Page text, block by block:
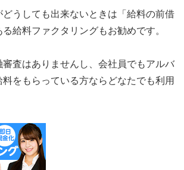
どうしても出来ないときは「給料の前借
給料ファクタリングもお勧めです。
審査はありませんし、会社員でもアルバ
をもらっている方ならどなたでも利用